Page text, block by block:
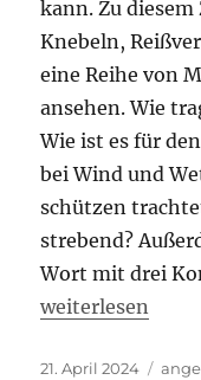
kann. Zu
Knebeln,
eine Reihe von
ansehen. Wie
Wie ist es für
bei Wind und
schützen
strebend?
Wort mit drei
weiterlesen
Veröffentlicht
21. April 2024